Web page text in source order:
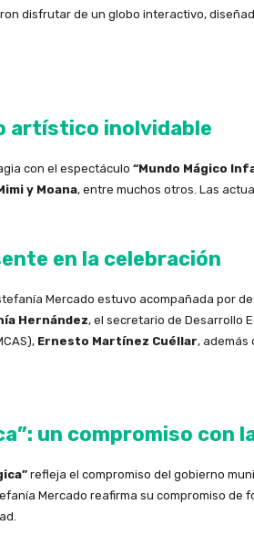
disfrutar de un globo interactivo,
artístico inolvidable
con el espectáculo “Mundo Mágico
y Moana, entre muchos otros. Las
en la celebración
Mercado estuvo acompañada por
Hernández, el secretario de Desarrollo
Ernesto Martínez Cuéllar, además
un compromiso con
refleja el compromiso del gobierno
Mercado reafirma su compromiso